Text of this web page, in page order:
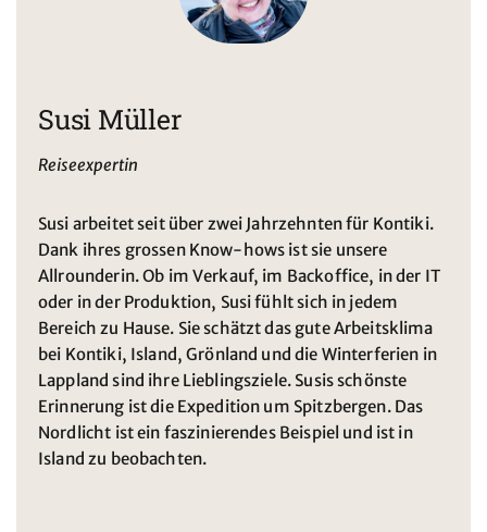
Susi Müller
Reiseexpertin
Susi arbeitet seit über zwei Jahrzehnten für Kontiki.
Dank ihres grossen Know-hows ist sie unsere
Allrounderin. Ob im Verkauf, im Backoffice, in der IT
oder in der Produktion, Susi fühlt sich in jedem
Bereich zu Hause. Sie schätzt das gute Arbeitsklima
bei Kontiki, Island, Grönland und die Winterferien in
Lappland sind ihre Lieblingsziele. Susis schönste
Erinnerung ist die Expedition um Spitzbergen. Das
Nordlicht ist ein faszinierendes Beispiel und ist in
Island zu beobachten.